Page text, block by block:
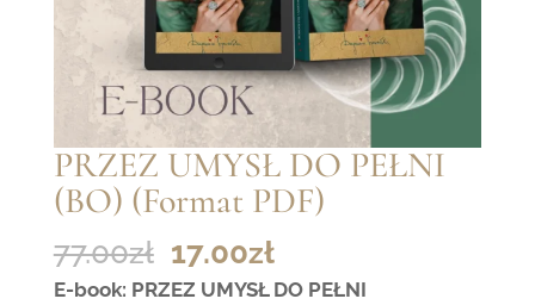
PRZEZ UMYSŁ DO PEŁNI
(BO) (Format PDF)
77.00zł Pierwotna
cena
17.00złAktualna
cena
E-book: PRZEZ UMYSŁ DO PEŁNI